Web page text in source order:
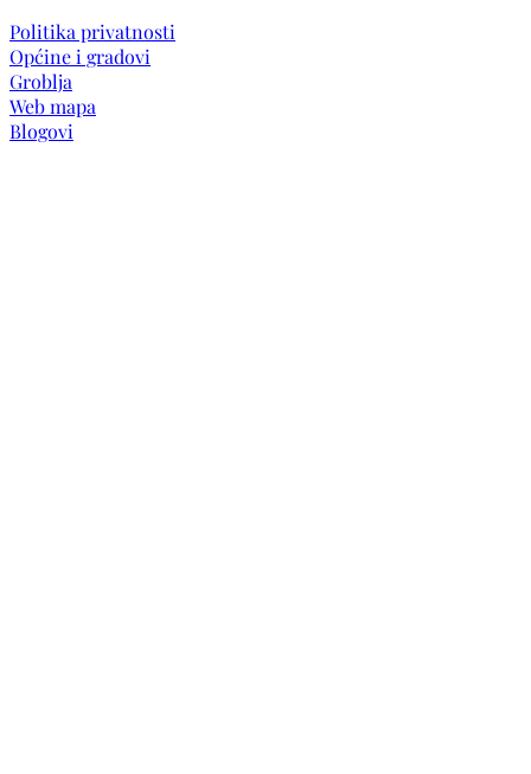
Politika privatnosti
Općine i gradovi
Groblja
Web mapa
Blogovi